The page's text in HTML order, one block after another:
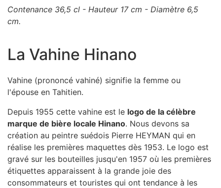
Contenance 36,5 cl - Hauteur 17 cm - Diamètre 6,5
cm.
La Vahine Hinano
Vahine (prononcé vahiné) signifie la femme ou
l'épouse en Tahitien.
Depuis 1955 cette vahine est le logo de la célèbre
marque de bière locale Hinano. Nous devons sa
création au peintre suédois Pierre HEYMAN qui en
réalise les premières maquettes dès 1953. Le logo est
gravé sur les bouteilles jusqu'en 1957 où les premières
étiquettes apparaissent à la grande joie des
consommateurs et touristes qui ont tendance à les